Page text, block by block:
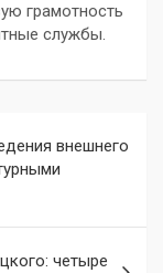
грамотность
службы.
внешнего
четыре